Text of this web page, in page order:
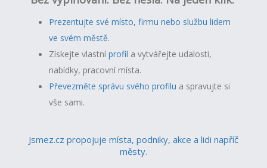
Prezentujte své místo, firmu nebo službu lidem
ve svém městě.
Získejte vlastníprofil a vytvářejte udalosti,
nabídky, pracovní místa.
Převezměte správu svého profilu a spravujte si
vše sami.
Jsmez.cz propojuje místa, podniky, akce a lidi napříč
městy.